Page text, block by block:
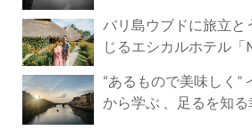
バリ島ウブドに旅立と
じるエシカルホテル「
“あるもので美味しく”
から学ぶ 、足るを知